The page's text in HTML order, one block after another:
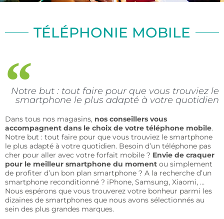
TÉLÉPHONIE MOBILE
Notre but : tout faire pour que vous trouviez le
smartphone le plus adapté à votre quotidien
Dans tous nos magasins, nos conseillers vous
accompagnent dans le choix de votre téléphone mobile.
Notre but : tout faire pour que vous trouviez le smartphone
le plus adapté à votre quotidien. Besoin d’un téléphone pas
cher pour aller avec votre forfait mobile ? Envie de craquer
pour le meilleur smartphone du moment ou simplement
de profiter d’un bon plan smartphone ? A la recherche d’un
smartphone reconditionné ? iPhone, Samsung, Xiaomi, …
Nous espérons que vous trouverez votre bonheur parmi les
dizaines de smartphones que nous avons sélectionnés au
sein des plus grandes marques.